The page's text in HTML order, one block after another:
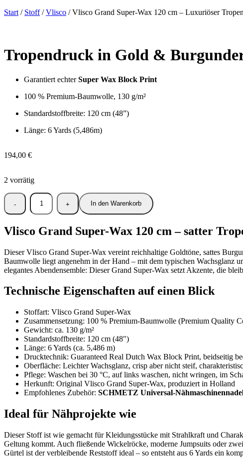
Start / Stoff/Vlisco / Vlisco Grand Super-Wax 120 cm – Luxuriöser
Tropendruck in Gold &
Garantiert echterSuper Wax Block Print
100 % Premium-Baumwolle, 130 g/m²
Standardstoffbreite: 120 cm (48”)
Länge: 6 Yards (5,486m)
194,00 €
2 vorrätig
In den Warenkorb
Vlisco Grand Super-Wax 120 cm – satter
Dieser Vlisco Grand Super-Wax vereint reichhaltige Goldtöne, sattes
Baumwolle liegt angenehm in der Hand – mit dem typischen Wachsglanz
elegantes Abendensemble: Dieser Grand Super-Wax setzt Akzente, die
Technische Eigenschaften auf einen Blick
Stoffart: Vlisco Grand Super-Wax
Zusammensetzung: 100 % Premium-Baumwolle (Premium Quality
Gewicht: ca. 130 g/m²
Standardstoffbreite: 120 cm (48″)
Länge: 6 Yards (ca. 5,486 m)
Drucktechnik: Guaranteed Real Dutch Wax Block Print, beidseitig
Oberfläche: Leichter Wachsglanz, crisp aber nicht steif,
Pflege: Waschen bei 30 °C, auf links waschen, nicht wringen, im
Herkunft: Original Vlisco Grand Super-Wax, produziert in Holland
Empfohlenes Zubehör: SCHMETZ Universal-
Ideal für Nähprojekte wie
Dieser Stoff ist wie gemacht für Kleidungsstücke mit Strahlkraft und
Geltung kommt. Auch fließende Wickelröcke, moderne Jumpsuits oder
Gürtel ist der verbleibende Reststoff ideal – so entsteht aus 6 Yards ein